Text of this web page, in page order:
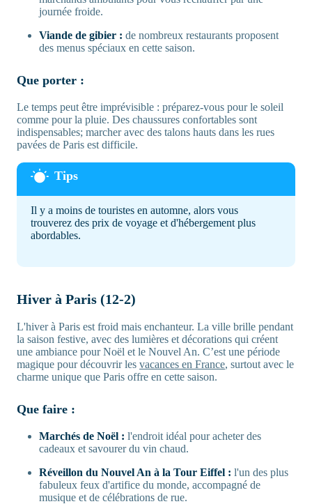
journée froide.
Viande de gibier : de nombreux restaurants proposent
des menus spéciaux en cette saison.
Que porter :
Le temps peut être imprévisible : préparez-vous pour le soleil
comme pour la pluie. Des chaussures confortables sont
indispensables; marcher avec des talons hauts dans les rues
pavées de Paris est difficile.
Il y a moins de touristes en automne, alors vous
trouverez des prix de voyage et d'hébergement plus
abordables.
Hiver à Paris (12-2)
L'hiver à Paris est froid mais enchanteur. La ville brille pendant
la saison festive, avec des lumières et décorations qui créent
une ambiance pour Noël et le Nouvel An. C’est une période
magique pour découvrir les vacances en France, surtout avec le
charme unique que Paris offre en cette saison.
Que faire :
Marchés de Noël : l'endroit idéal pour acheter des
cadeaux et savourer du vin chaud.
Réveillon du Nouvel An à la Tour Eiffel : l'un des plus
fabuleux feux d'artifice du monde, accompagné de
musique et de célébrations de rue.